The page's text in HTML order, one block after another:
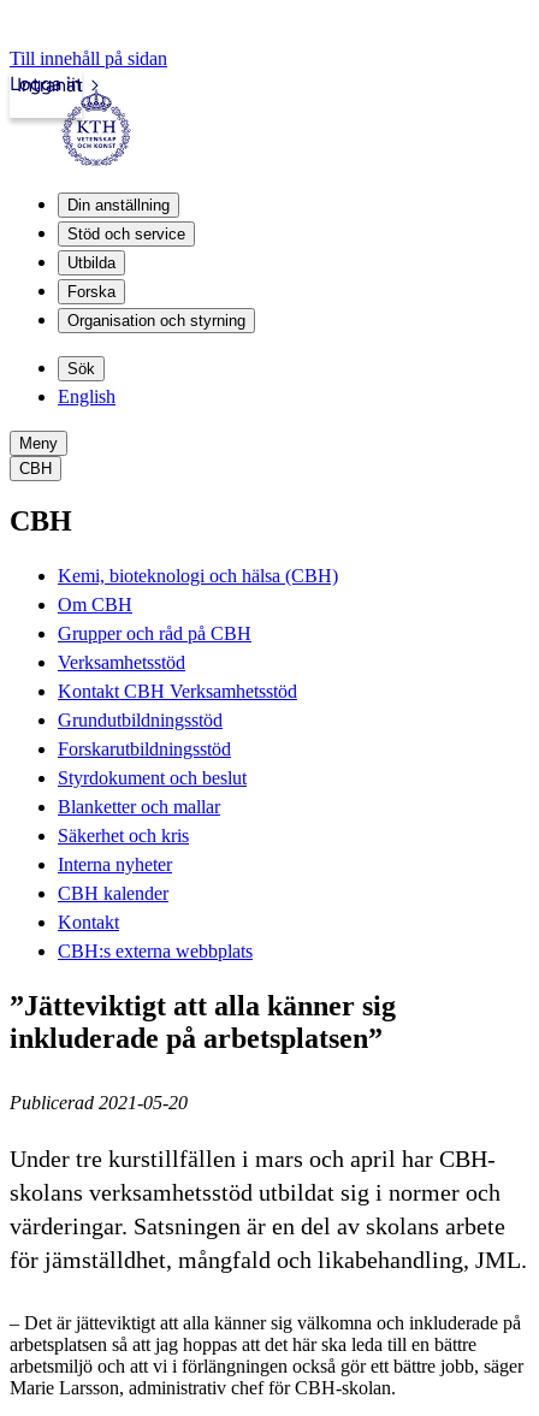
Till innehåll på sidan
Intranät
Logga in
Din anställning
Stöd och service
Utbilda
Forska
Organisation och styrning
Sök
English
Meny
CBH
CBH
Kemi, bioteknologi och hälsa (CBH)
Om CBH
Grupper och råd på CBH
Verksamhetsstöd
Kontakt CBH Verksamhetsstöd
Grundutbildningsstöd
Forskarutbildningsstöd
Styrdokument och beslut
Blanketter och mallar
Säkerhet och kris
Interna nyheter
CBH kalender
Kontakt
CBH:s externa webbplats
”Jätteviktigt att alla känner sig
inkluderade på arbetsplatsen”
Publicerad 2021-05-20
Under tre kurstillfällen i mars och april har CBH-
skolans verksamhetsstöd utbildat sig i normer och
värderingar. Satsningen är en del av skolans arbete
för jämställdhet, mångfald och likabehandling, JML.
– Det är jätteviktigt att alla känner sig välkomna och inkluderade på
arbetsplatsen så att jag hoppas att det här ska leda till en bättre
arbetsmiljö och att vi i förlängningen också gör ett bättre jobb, säger
Marie Larsson, administrativ chef för CBH-skolan.